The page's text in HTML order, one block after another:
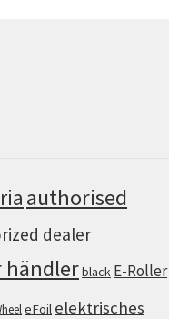
authorised
dealer
black E-Roller
eFoil elektrisches